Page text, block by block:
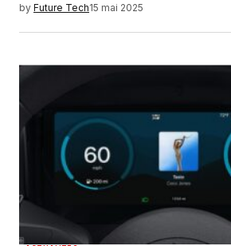
by Future Tech15 mai 2025